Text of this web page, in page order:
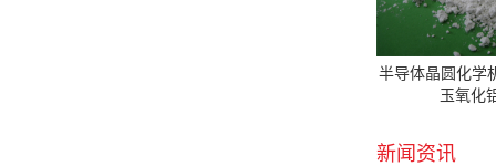
半导体晶圆化学
玉氧化
新闻资讯